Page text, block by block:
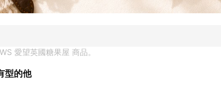
愛望英國糖果屋 商品。
型的他